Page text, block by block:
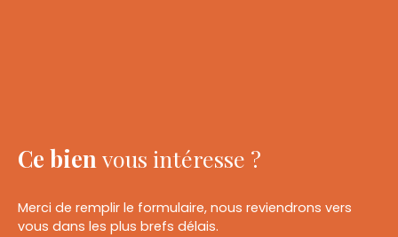
Ce bien vous intéresse ?
Merci de remplir le formulaire, nous reviendrons vers
vous dans les plus brefs délais.